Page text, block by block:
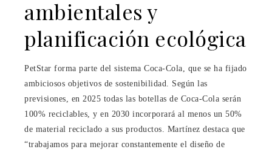
ambientales y
planificación ecológica
PetStar forma parte del sistema Coca-Cola, que se ha fijado
ambiciosos objetivos de sostenibilidad. Según las
previsiones, en 2025 todas las botellas de Coca-Cola serán
100% reciclables, y en 2030 incorporará al menos un 50%
de material reciclado a sus productos. Martínez destaca que
“trabajamos para mejorar constantemente el diseño de